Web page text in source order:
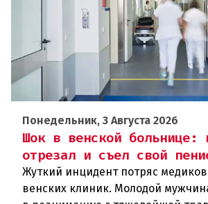
Понедельник, 3 Августа 2026
Шок в венской больнице:
отрезал и съел свой
Жуткий инцидент потряс
венских клиник. Молодой